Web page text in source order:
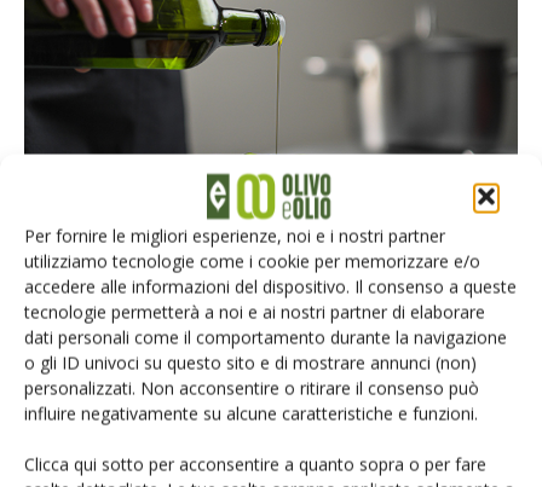
Per fornire le migliori esperienze, noi e i nostri partner
utilizziamo tecnologie come i cookie per memorizzare e/o
accedere alle informazioni del dispositivo. Il consenso a queste
tecnologie permetterà a noi e ai nostri partner di elaborare
dati personali come il comportamento durante la navigazione
o gli ID univoci su questo sito e di mostrare annunci (non)
personalizzati. Non acconsentire o ritirare il consenso può
influire negativamente su alcune caratteristiche e funzioni.
Clicca qui sotto per acconsentire a quanto sopra o per fare
La Dieta Mediterranea
Riconosciuta dall’Unesco come patrimonio culturale
immateriale dell’umanità, la dieta mediterranea
contribuisce al miglioramento della salute, al minor impatto
ambientale e a preservare la ricchezza della biodiversità,